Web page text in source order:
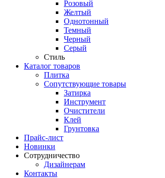
Розовый
Желтый
Однотонный
Темный
Черный
Серый
Стиль
Каталог товаров
Плитка
Сопутствующие товары
Затирка
Инструмент
Очистители
Клей
Грунтовка
Прайс-лист
Новинки
Сотрудничество
Дизайнерам
Контакты